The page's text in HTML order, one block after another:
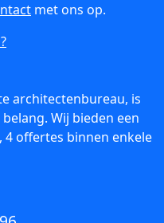
met ons op.
architectenbureau, is
Wij bieden een
4 offertes binnen enkele